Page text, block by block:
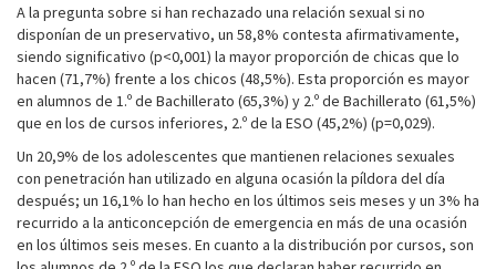
A la pregunta sobre si han rechazado una relación sexual si no
disponían de un preservativo, un 58,8% contesta afirmativamente,
siendo significativo (p<0,001) la mayor proporción de chicas que lo
hacen (71,7%) frente a los chicos (48,5%). Esta proporción es mayor
en alumnos de 1.º de Bachillerato (65,3%) y 2.º de Bachillerato (61,5%)
que en los de cursos inferiores, 2.º de la ESO (45,2%) (p=0,029).
Un 20,9% de los adolescentes que mantienen relaciones sexuales
con penetración han utilizado en alguna ocasión la píldora del día
después; un 16,1% lo han hecho en los últimos seis meses y un 3% ha
recurrido a la anticoncepción de emergencia en más de una ocasión
en los últimos seis meses. En cuanto a la distribución por cursos, son